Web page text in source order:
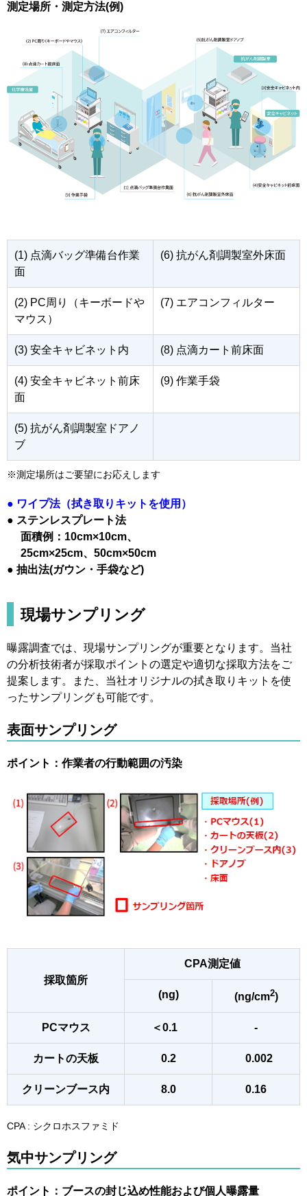
測定場所・測定方法(例)
(1) 点滴バッグ準備台作業
面
(6) 抗がん剤調製室外床面
(2) PC周り（キーボードや
マウス）
(7) エアコンフィルター
(3) 安全キャビネット内 (8) 点滴カート前床面
(4) 安全キャビネット前床
面
(9) 作業手袋
(5) 抗がん剤調製室ドアノ
ブ
※測定場所はご要望にお応えします
● ワイプ法（拭き取りキットを使用）
● ステンレスプレート法
面積例：10cm×10cm、
25cm×25cm、50cm×50cm
● 抽出法(ガウン・手袋など)
現場サンプリング
曝露調査では、現場サンプリングが重要となります。当社
の分析技術者が採取ポイントの選定や適切な採取方法をご
提案します。また、当社オリジナルの拭き取りキットを使
ったサンプリングも可能です。
表面サンプリング
ポイント：作業者の行動範囲の汚染
採取箇所
CPA測定値
(ng) (ng/cm2)
PCマウス ＜0.1 -
カートの天板 0.2 0.002
クリーンブース内 8.0 0.16
CPA : シクロホスファミド
気中サンプリング
ポイント：ブースの封じ込め性能および個人曝露量